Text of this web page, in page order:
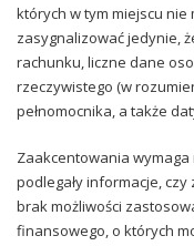
których w tym miejscu
zasygnalizować jedynie,
rachunku, liczne dane
rzeczywistego (w
pełnomocnika, a także
Zaakcentowania wymaga
podlegały informacje,
brak możliwości
finansowego, o których